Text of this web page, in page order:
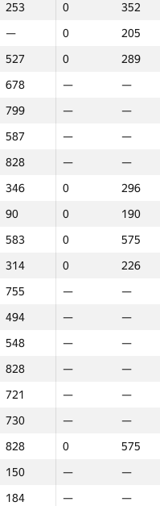
253 0 352
— 0 205
527 0 289
678 — —
799 — —
587 — —
828 — —
346 0 296
90 0 190
583 0 575
314 0 226
755 — —
494 — —
548 — —
828 — —
721 — —
730 — —
828 0 575
150 — —
184 — —
Place